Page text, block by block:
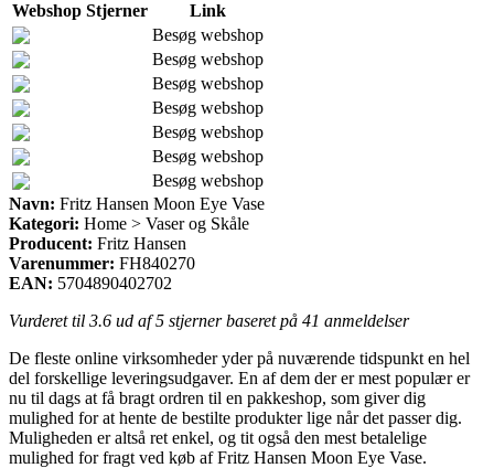
Webshop Stjerner
Link
Besøg webshop
Besøg webshop
Besøg webshop
Besøg webshop
Besøg webshop
Besøg webshop
Besøg webshop
Navn: Fritz Hansen Moon Eye Vase
Kategori: Home > Vaser og Skåle
Producent: Fritz Hansen
Varenummer: FH840270
EAN: 5704890402702
Vurderet til 3.6 ud af 5 stjerner baseret på 41 anmeldelser
De fleste online virksomheder yder på nuværende tidspunkt en hel
del forskellige leveringsudgaver. En af dem der er mest populær er
nu til dags at få bragt ordren til en pakkeshop, som giver dig
mulighed for at hente de bestilte produkter lige når det passer dig.
Muligheden er altså ret enkel, og tit også den mest betalelige
mulighed for fragt ved køb af Fritz Hansen Moon Eye Vase.